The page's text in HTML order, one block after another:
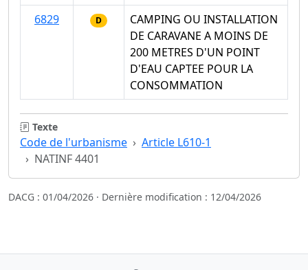
6829
D
CAMPING OU INSTALLATION
DE CARAVANE A MOINS DE
200 METRES D'UN POINT
D'EAU CAPTEE POUR LA
CONSOMMATION
Texte
Code de l'urbanisme
Article L610-1
NATINF 4401
DACG : 01/04/2026 · Dernière modification : 12/04/2026